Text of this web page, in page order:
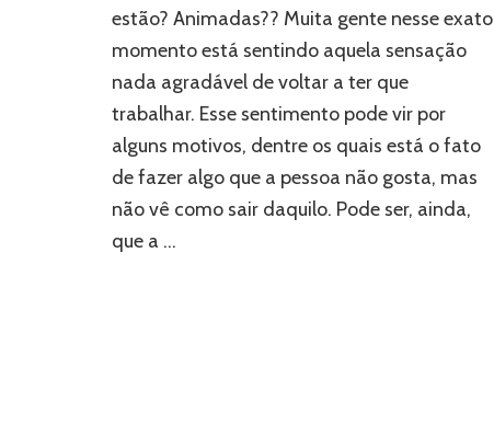
trabalho
adoece?
estão? Animadas?? Muita gente nesse exato
momento está sentindo aquela sensação
nada agradável de voltar a ter que
trabalhar. Esse sentimento pode vir por
alguns motivos, dentre os quais está o fato
de fazer algo que a pessoa não gosta, mas
não vê como sair daquilo. Pode ser, ainda,
que a …